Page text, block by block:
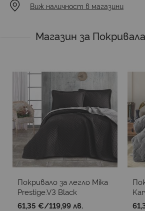
Виж наличност в магазини
Магазин за
Покривало за легло Mika
Prestige.V3 Black
61,35 €/119,99 лв.